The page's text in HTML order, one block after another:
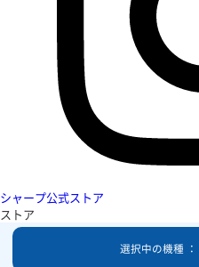
シャープ公式ストア
ストア
選択中の機種 ：